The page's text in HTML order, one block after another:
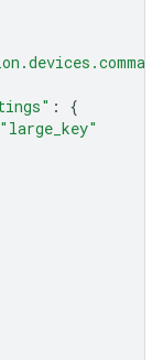
:
{
"large_key"